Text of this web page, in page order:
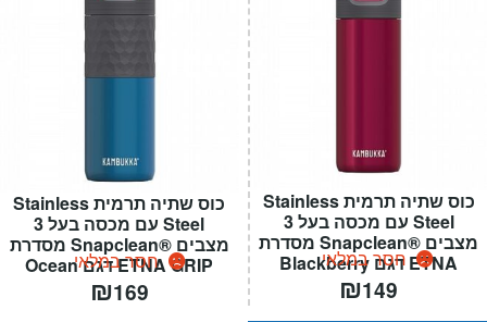
כוס שתיה תרמית Stainless
Steel עם מכסה בעל 3
מצבים ®Snapclean מסדרת
ETNA GRIP דגם Oceanחסר במלאי
₪169
כוס שתיה תרמית Stainless
Steel עם מכסה בעל 3
מצבים ®Snapclean מסדרת
ETNA דגם Blackberryחסר במלאי
₪149